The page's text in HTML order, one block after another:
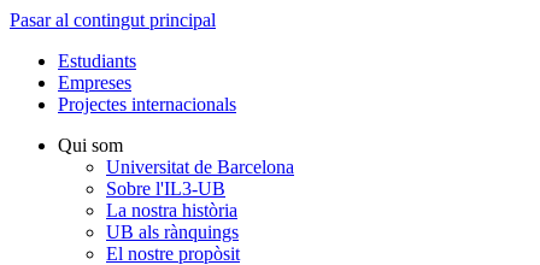
Pasar al contingut principal
Estudiants
Empreses
Projectes internacionals
Qui som
Universitat de Barcelona
Sobre l'IL3-UB
La nostra història
UB als rànquings
El nostre propòsit